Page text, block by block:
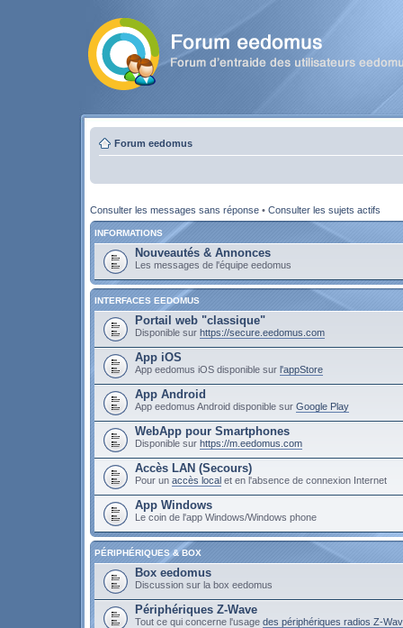
Forum eedomus
Consulter les messages sans réponse • Consulter les sujets actifs
INFORMATIONS
Nouveautés & Annonces
Les messages de l'équipe eedomus
INTERFACES EEDOMUS
Portail web "classique"
Disponible sur https://secure.eedomus.com
App iOS
App eedomus iOS disponible sur l'appStore
App Android
App eedomus Android disponible sur Google Play
WebApp pour Smartphones
Disponible sur https://m.eedomus.com
Accès LAN (Secours)
Pour un accès local et en l'absence de connexion Internet
App Windows
Le coin de l'app Windows/Windows phone
PÉRIPHÉRIQUES & BOX
Box eedomus
Discussion sur la box eedomus
Périphériques Z-Wave
Tout ce qui concerne l'usage des périphériques radios Z-